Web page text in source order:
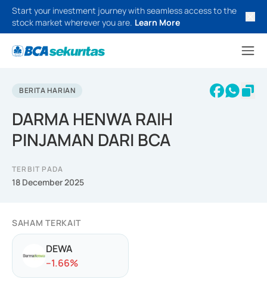
Start your investment journey with seamless access to the
stock market wherever you are. Learn More
BERITA HARIAN
DARMA HENWA RAIH
PINJAMAN DARI BCA
TERBIT PADA
18 December 2025
SAHAM TERKAIT
DEWA
--1.66%